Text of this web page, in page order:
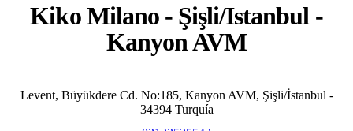
Kiko Milano - Şişli/Istanbul -
Kanyon AVM
Levent, Büyükdere Cd. No:185, Kanyon AVM, Şişli/İstanbul -
34394 Turquía